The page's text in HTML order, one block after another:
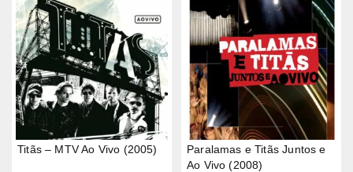
Titãs – MTV Ao Vivo (2005)
Paralamas e Titãs Juntos e
Ao Vivo (2008)